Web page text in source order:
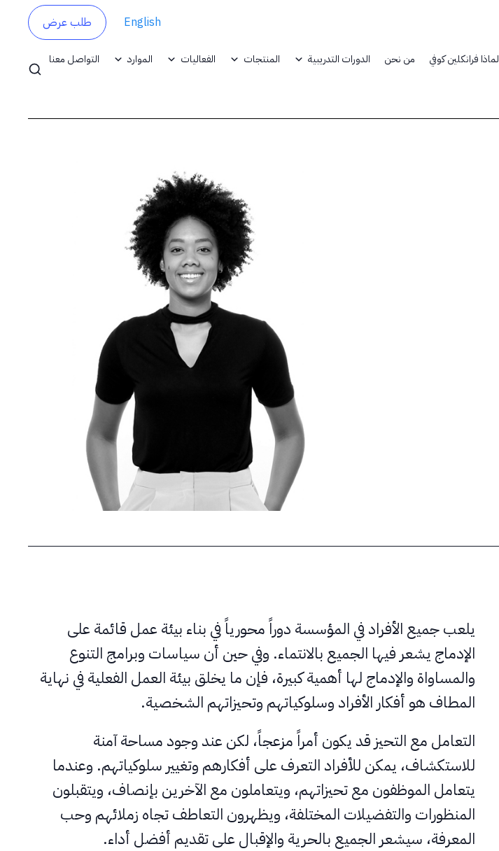
لماذا فرانكلين كوفي من نحن الدورات التدريبية المنتجات الفعاليات الموارد التواصل معنا
English طلب عرض
يلعب جميع الأفراد في المؤسسة دوراً محورياً في بناء بيئة عمل قائمة على
الإدماج يشعر فيها الجميع بالانتماء. وفي حين أن سياسات وبرامج التنوع
والمساواة والإدماج لها أهمية كبيرة، فإن ما يخلق بيئة العمل الفعلية في نهاية
المطاف هو أفكار الأفراد وسلوكياتهم وتحيزاتهم الشخصية.
التعامل مع التحيز قد يكون أمراً مزعجاً، لكن عند وجود مساحة آمنة
للاستكشاف، يمكن للأفراد التعرف على أفكارهم وتغيير سلوكياتهم. وعندما
يتعامل الموظفون مع تحيزاتهم، ويتعاملون مع الآخرين بإنصاف، ويتقبلون
المنظورات والتفضيلات المختلفة، ويظهرون التعاطف تجاه زملائهم وحب
المعرفة، سيشعر الجميع بالحرية والإقبال على تقديم أفضل أداء.